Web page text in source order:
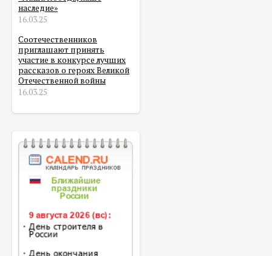
наследие»
16.03.25
Соотечественников
приглашают принять
участие в конкурсе лучших
рассказов о героях Великой
Отечественной войны
16.03.25